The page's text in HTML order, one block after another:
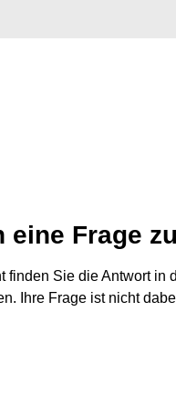
eine Frage
finden Sie die Antwort in
Ihre Frage ist nicht